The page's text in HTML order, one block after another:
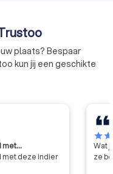
plaats? Bespaar
kun jij een geschikte
met…
met deze indier
starstar
Wat
ze